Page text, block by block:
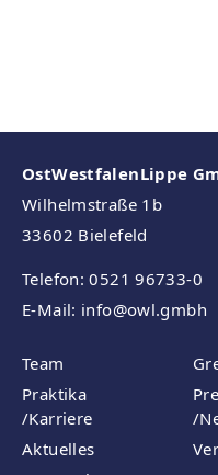
OstWestfalenLippe
Wilhelmstraße 1b
33602 Bielefeld
Telefon: 0521 96733-0
E-Mail: info@owl.gmbh
Team
Praktika
/Karriere
/
Aktuelles